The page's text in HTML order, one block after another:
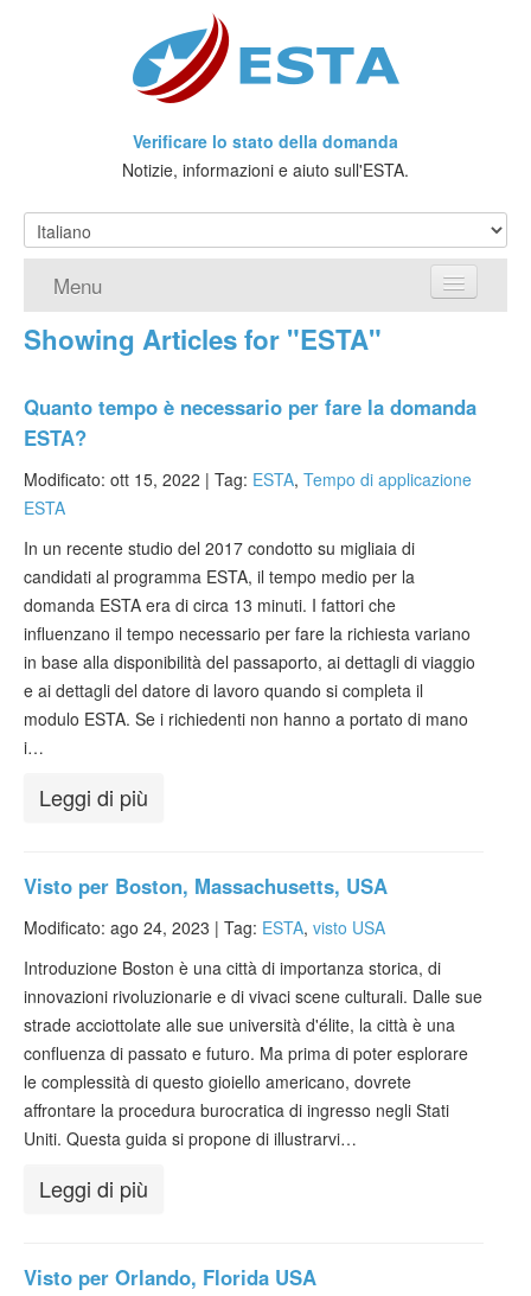
Verificare lo stato della domanda
Notizie, informazioni e aiuto sull'ESTA.
Menu
Home
Che cos'è l'ESTA?
Viaggio senza Visto
Verificare ESTA
ESTA info
Contatto
Showing Articles for "ESTA"
Quanto tempo è necessario per fare la domanda
ESTA?
Modificato: ott 15, 2022 | Tag: ESTA, Tempo di applicazione
ESTA
In un recente studio del 2017 condotto su migliaia di
candidati al programma ESTA, il tempo medio per la
domanda ESTA era di circa 13 minuti. I fattori che
influenzano il tempo necessario per fare la richiesta variano
in base alla disponibilità del passaporto, ai dettagli di viaggio
e ai dettagli del datore di lavoro quando si completa il
modulo ESTA. Se i richiedenti non hanno a portato di mano
i…
Leggi di più
Visto per Boston, Massachusetts, USA
Modificato: ago 24, 2023 | Tag: ESTA, visto USA
Introduzione Boston è una città di importanza storica, di
innovazioni rivoluzionarie e di vivaci scene culturali. Dalle sue
strade acciottolate alle sue università d'élite, la città è una
confluenza di passato e futuro. Ma prima di poter esplorare
le complessità di questo gioiello americano, dovrete
affrontare la procedura burocratica di ingresso negli Stati
Uniti. Questa guida si propone di illustrarvi…
Leggi di più
Visto per Orlando, Florida USA